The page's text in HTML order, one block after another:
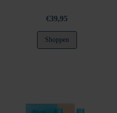
€39,95
Shoppen